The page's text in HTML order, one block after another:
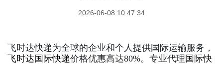
2026-06-08 10:47:34
飞时达快递为全球的企业和个人提供国际运输服务，
飞时达 国际快递价格优惠高达80%。专业代理 国际快